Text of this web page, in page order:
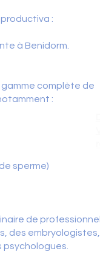
:
à Benidorm.
complète de
:
sperme)
de
des embryologistes,